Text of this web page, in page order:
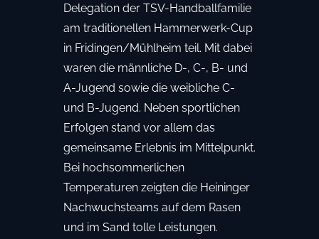
Delegation der TSV-Handballfamilie
am traditionellen Hammerwerk-Cup
in Fridingen/Mühlheim teil. Mit dabei
waren die männliche D-, C-, B- und
A-Jugend sowie die weibliche C-
und B-Jugend. Neben sportlichen
Erfolgen stand vor allem das
gemeinsame Erlebnis im Mittelpunkt.
Bei hochsommerlichen
Temperaturen zeigten die Heininger
Nachwuchsteams auf dem Rasen
und im Sand tolle Leistungen.